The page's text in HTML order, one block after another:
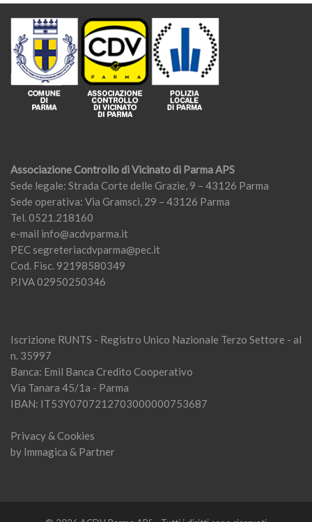
Associazione Controllo di Vicinato di Parma APS
Sede legale: Strada Corte delle Grazie, 9 – 43126 Parma
Sede operativa: Via Gramsci, 29 – 43126 Parma
Tel. 0521.218160
e-mail info@acdvparma.it
PEC segreteriacdvparma@pec.it
Cod. Fisc. 92198580349
P.IVA 02950250346
Iscrizione RUNTS - Registro Unico Nazionale Terzo Settore - al
n. 35997
Banca: Emil Banca Credito Cooperativo
Via Tanara 45/1a - Parma
IBAN: IT53Y0707212703000000753687
Privacy & Cookies
by Immagica & Partner